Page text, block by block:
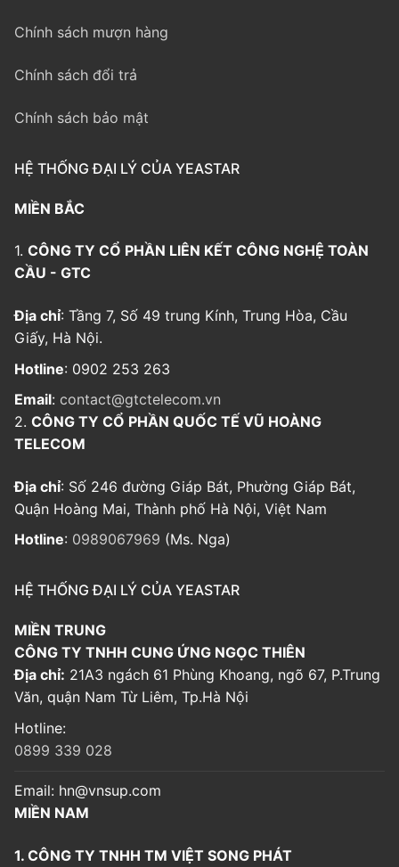
Chính sách mượn hàng
Chính sách đổi trả
Chính sách bảo mật
HỆ THỐNG ĐẠI LÝ CỦA YEASTAR
MIỀN BẮC
1. CÔNG TY CỔ PHẦN LIÊN KẾT CÔNG NGHỆ TOÀN
CẦU - GTC
Địa chỉ: Tầng 7, Số 49 trung Kính, Trung Hòa, Cầu
Giấy, Hà Nội.
Hotline: 0902 253 263
Email: contact@gtctelecom.vn
2. CÔNG TY CỔ PHẦN QUỐC TẾ VŨ HOÀNG
TELECOM
Địa chỉ: Số 246 đường Giáp Bát, Phường Giáp Bát,
Quận Hoàng Mai, Thành phố Hà Nội, Việt Nam
Hotline: 0989067969 (Ms. Nga)
HỆ THỐNG ĐẠI LÝ CỦA YEASTAR
MIỀN TRUNG
CÔNG TY TNHH CUNG ỨNG NGỌC THIÊN
Địa chỉ: 21A3 ngách 61 Phùng Khoang, ngõ 67, P.Trung
Văn, quận Nam Từ Liêm, Tp.Hà Nội
Hotline:
0899 339 028
Email: hn@vnsup.com
MIỀN NAM
1. CÔNG TY TNHH TM VIỆT SONG PHÁT